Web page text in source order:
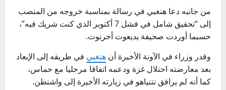
من جانبه دعا هنغبي في رسالة بمناسبة خروجه من المنصب
إلى “تحقيق شامل في فشل 7 أكتوبر الذي كنت شريك فيه”،
حسبما أوردت صحيفة يديعوت أحرنوت.
وقدر وزراء في الآونة الأخيرة أن هنغبي في طريقه إلى الإبعاد
بعد معارضته احتلال غزة ودعمه اتفاقا مرحليا مع حماس،
كما أنه لم يرافق نتنياهو في زيارته الأخيرة إلى واشنطن.